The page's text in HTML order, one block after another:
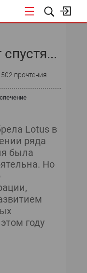
СОБЫТИЯ
НОВОСТИ
ТЕКУЩИЙ НОМЕР
прочтения
Lotus в
ряда
была
Но
году